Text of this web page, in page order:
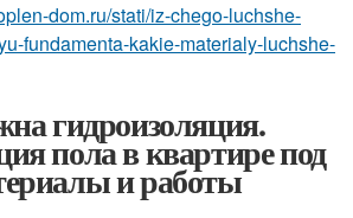
dom.ru/stati/iz-chego-luchshe-
fundamenta-kakie-materialy-luchshe-
гидроизоляция.
пола в квартире под
и работы